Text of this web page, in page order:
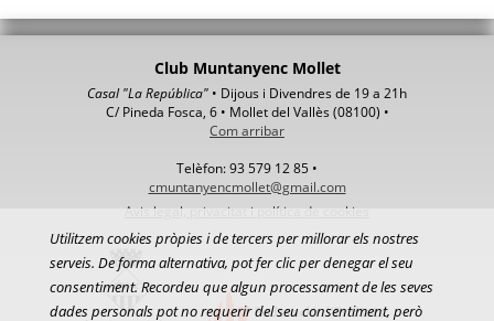
Club Muntanyenc Mollet
Casal "La República" • Dijous i Divendres de 19 a 21h
C/ Pineda Fosca, 6 • Mollet del Vallès (08100) •
Com arribar
Telèfon: 93 579 12 85 •
cmuntanyencmollet@gmail.com
Avis legal, privacitat i política de cookies
Utilitzem cookies pròpies i de tercers per millorar els nostres
serveis. De forma alternativa, pot fer clic per denegar el seu
consentiment. Recordeu que algun processament de les seves
dades personals pot no requerir del seu consentiment, però